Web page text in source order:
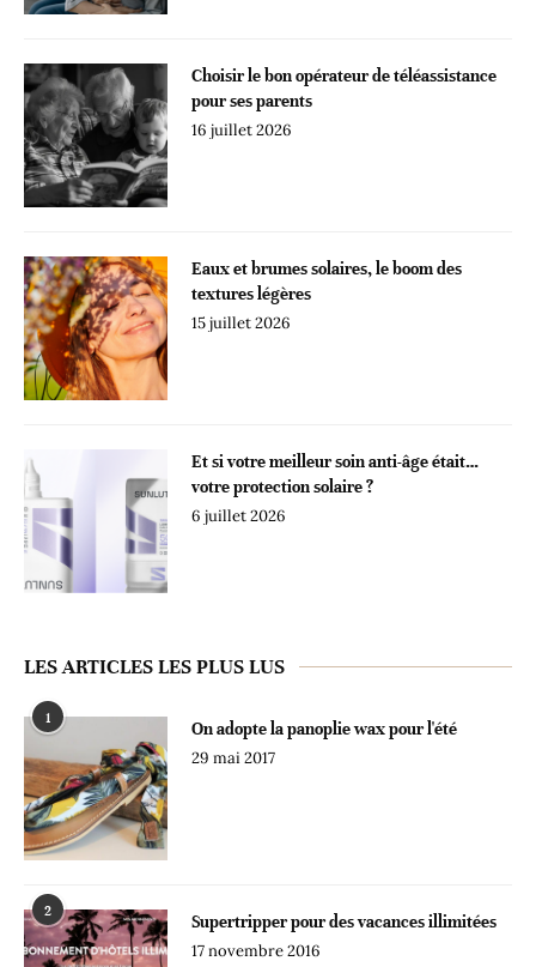
Choisir le bon opérateur de téléassistance
pour ses parents
16 juillet 2026
Eaux et brumes solaires, le boom des
textures légères
15 juillet 2026
Et si votre meilleur soin anti-âge était…
votre protection solaire ?
6 juillet 2026
LES ARTICLES LES PLUS LUS
1
On adopte la panoplie wax pour l'été
29 mai 2017
2
Supertripper pour des vacances illimitées
17 novembre 2016